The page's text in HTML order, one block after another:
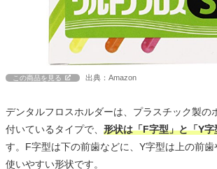
この商品を見る 出典：Amazon
デンタルフロスホルダーは、プラスチック製の
付いているタイプで、 形状は「F字型」と「Y
す。F字型は下の前歯などに、Y字型は上の前
使いやすい形状です。